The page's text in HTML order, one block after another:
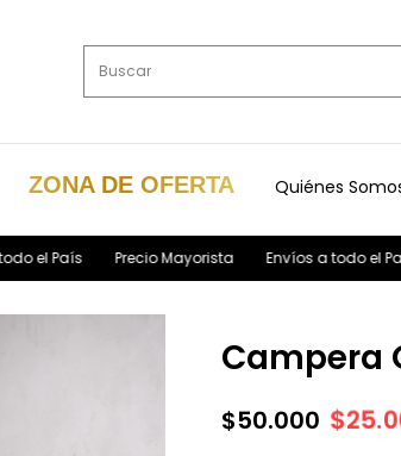
ZONA DE OFERTA Quiénes
Precio Mayorista Envíos a todo el País Precio
Campera
$50.000